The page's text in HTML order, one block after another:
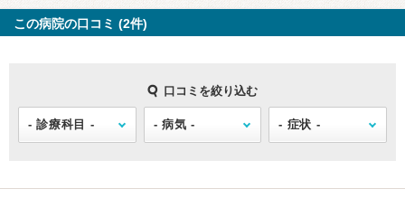
この病院の口コミ (2件)
口コミを絞り込む